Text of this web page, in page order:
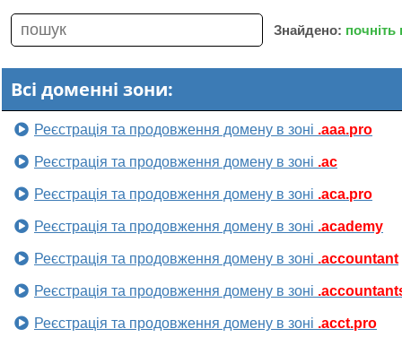
Знайдено:
Всі доменні зони:
Реєстрація та продовження домену в зоні .aaa.pro
Реєстрація та продовження домену в зоні .ac
Реєстрація та продовження домену в зоні .aca.pro
Реєстрація та продовження домену в зоні .academy
Реєстрація та продовження домену в зоні .accountant
Реєстрація та продовження домену в зоні
Реєстрація та продовження домену в зоні .acct.pro